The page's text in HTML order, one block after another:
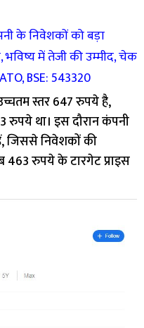
के निवेशकों को बड़ा
भविष्य में तेजी की उम्मीद, चेक
BSE: 543320
स्तर 647 रुपये है,
रुपये था। इस दौरान कंपनी
जिससे निवेशकों की
463 रुपये के टारगेट प्राइस